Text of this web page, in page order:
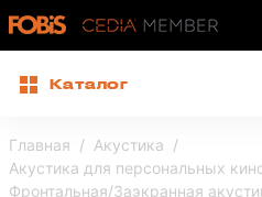
Каталог
Главная
Акустика
Акустика для персональных
Фронтальная/Заэкранная